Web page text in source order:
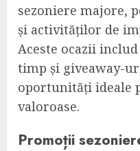
sezoniere majore,
și activităților de
Aceste ocazii
timp și giveaway-
oportunități ideale
valoroase.
Promoții